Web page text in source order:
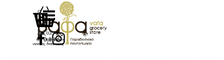
Μετάβαση στο περιεχόμενο
0
Αξία
0.00 €
Παράλειψη μενού